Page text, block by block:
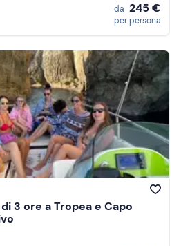
da 245 €
per persona
3 ore a Tropea e Capo